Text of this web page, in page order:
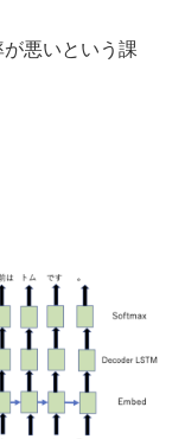
悪いという課